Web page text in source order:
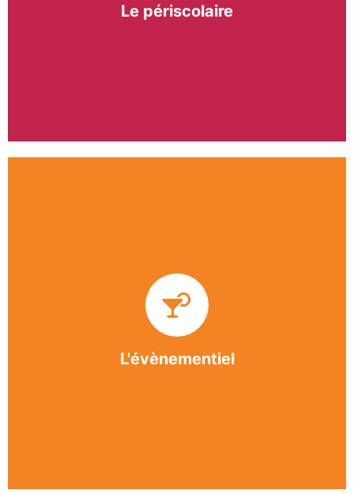
Le périscolaire
L'évènementiel
BASE apporte des solutions innovantes et
originales dans l’organisation des manifestations,
festivals, conventions, colloques et assemblées